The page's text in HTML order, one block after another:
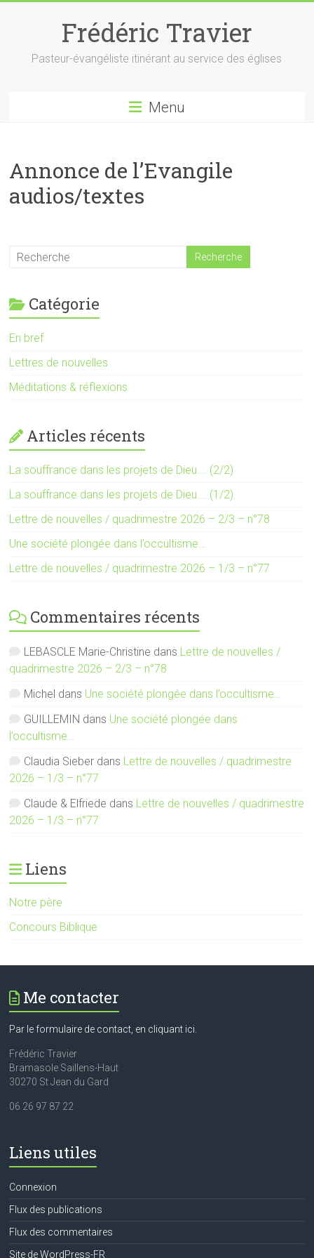
Frédéric Travier
Pasteur-évangéliste itinérant au service des églises
Menu
Annonce de l’Evangile
audios/textes
Catégorie
En bref
Lettres de nouvelles
Méditations & réflexions
Articles récents
La souffrance dans les projets de Dieu…. (2/2)
La souffrance dans les projets de Dieu…. (1/2)
Lettre de nouvelles / quadrimestre 2026 – 2/3 – n°78
Une société plongée dans l’occultisme…
Lettre de nouvelles / quadrimestre 2026 – 1/3 – n°77
Commentaires récents
LEBASCLE Marie-Christine dans Lettre de nouvelles /
quadrimestre 2026 – 2/3 – n°78
Michel dans Une société plongée dans l’occultisme…
GUILLEMIN dans Une société plongée dans
l’occultisme…
Claudia Sieber dans Lettre de nouvelles / quadrimestre
2026 – 1/3 – n°77
Claude & Elfriede dans Lettre de nouvelles / quadrimestre
2026 – 1/3 – n°77
Liens
Notre père
Concours Biblique
Me contacter
Par le formulaire de contact, en cliquant ici.
Frédéric Travier
Bramasole Saillens-Haut
30270 St Jean du Gard
06 26 97 87 22
Liens utiles
Connexion
Flux des publications
Flux des commentaires
Site de WordPress-FR